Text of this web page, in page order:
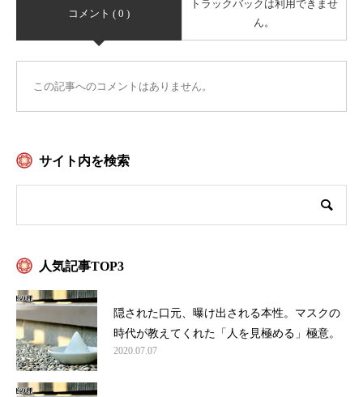
コメント ( 0 )
トラックバックは利用できませ
ん。
この記事へのコメントはありません。
サイト内を検索
人気記事TOP3
隠された口元、曝け出される本性。マスクの
時代が教えてくれた「人を見極める」極意。
2020.07.07